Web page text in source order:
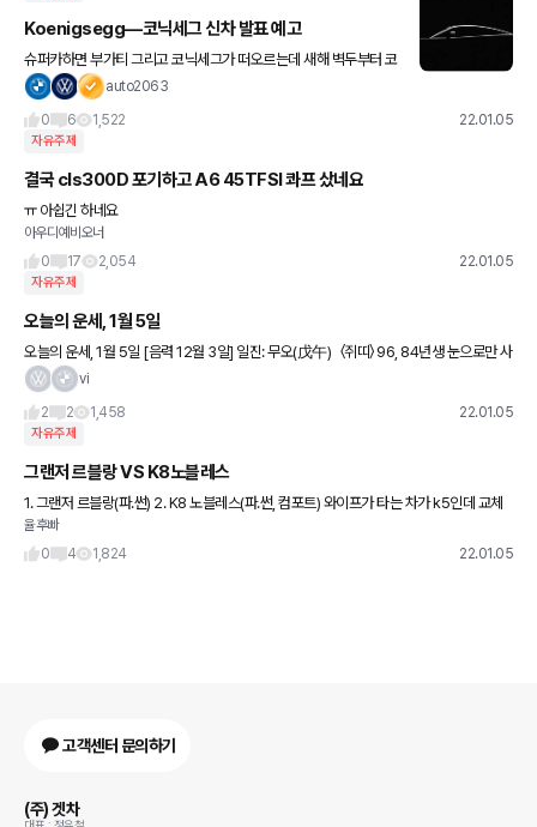
Koenigsegg—코닉세그 신차 발표 예고
슈퍼카하면 부가티 그리고 코닉세그가 떠오르는데 새해 벽두부터 코
닉세그가 새 모델 출시할 태세네요. 스웨덴이 만드는 슈퍼카 라인에
auto2063
0
6 1,522 22.01.05
자유주제
결국 cls300D 포기하고 A6 45TFSI 콰프 샀네요
ㅠ 아쉽긴 하네요
아우디예비오너
0
17 2,054 22.01.05
자유주제
오늘의 운세, 1월 5일
오늘의 운세, 1월 5일 [음력 12월 3일] 일진: 무오(戊午) 〈쥐띠〉 96, 84년생 눈으로만 사
람을 보려고 하지 말고 마음으로 보려고 하라. 72년생 그만두고 싶은 마음이 굴뚝같더라
vi
2
2 1,458 22.01.05
자유주제
그랜저 르블랑 VS K8노블레스
1. 그랜저 르블랑(파.썬) 2. K8 노블레스(파.썬, 컴포트) 와이프가 타는 차가 k5인데 교체
할때가 되서 고민입니다 그랜저 르블랑 옵션은 매우 마음에 들지만 풀체인지 때문에 고민
이고 K8
율후빠
0
4 1,824 22.01.05
고객센터 문의하기
(주) 겟차